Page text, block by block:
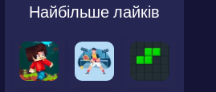
Найбільше лайків